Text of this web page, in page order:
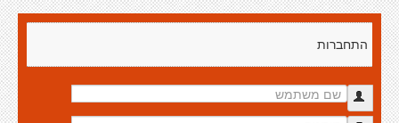
התחברות